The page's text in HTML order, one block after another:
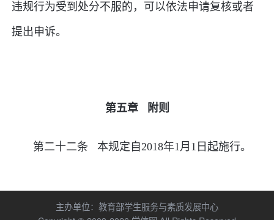
违规行为受到处分不服的，可以依法申请复核或者
提出申诉。
第五章 附则
第二十二条 本规定自2018年1月1日起施行。
主办单位： 教育部学生服务与素质发展中心